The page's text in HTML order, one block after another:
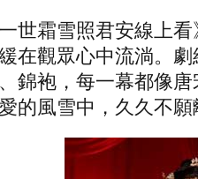
一世霜雪照君安線上
在觀眾心中流淌。
錦袍，每一幕都像
的風雪中，久久不願